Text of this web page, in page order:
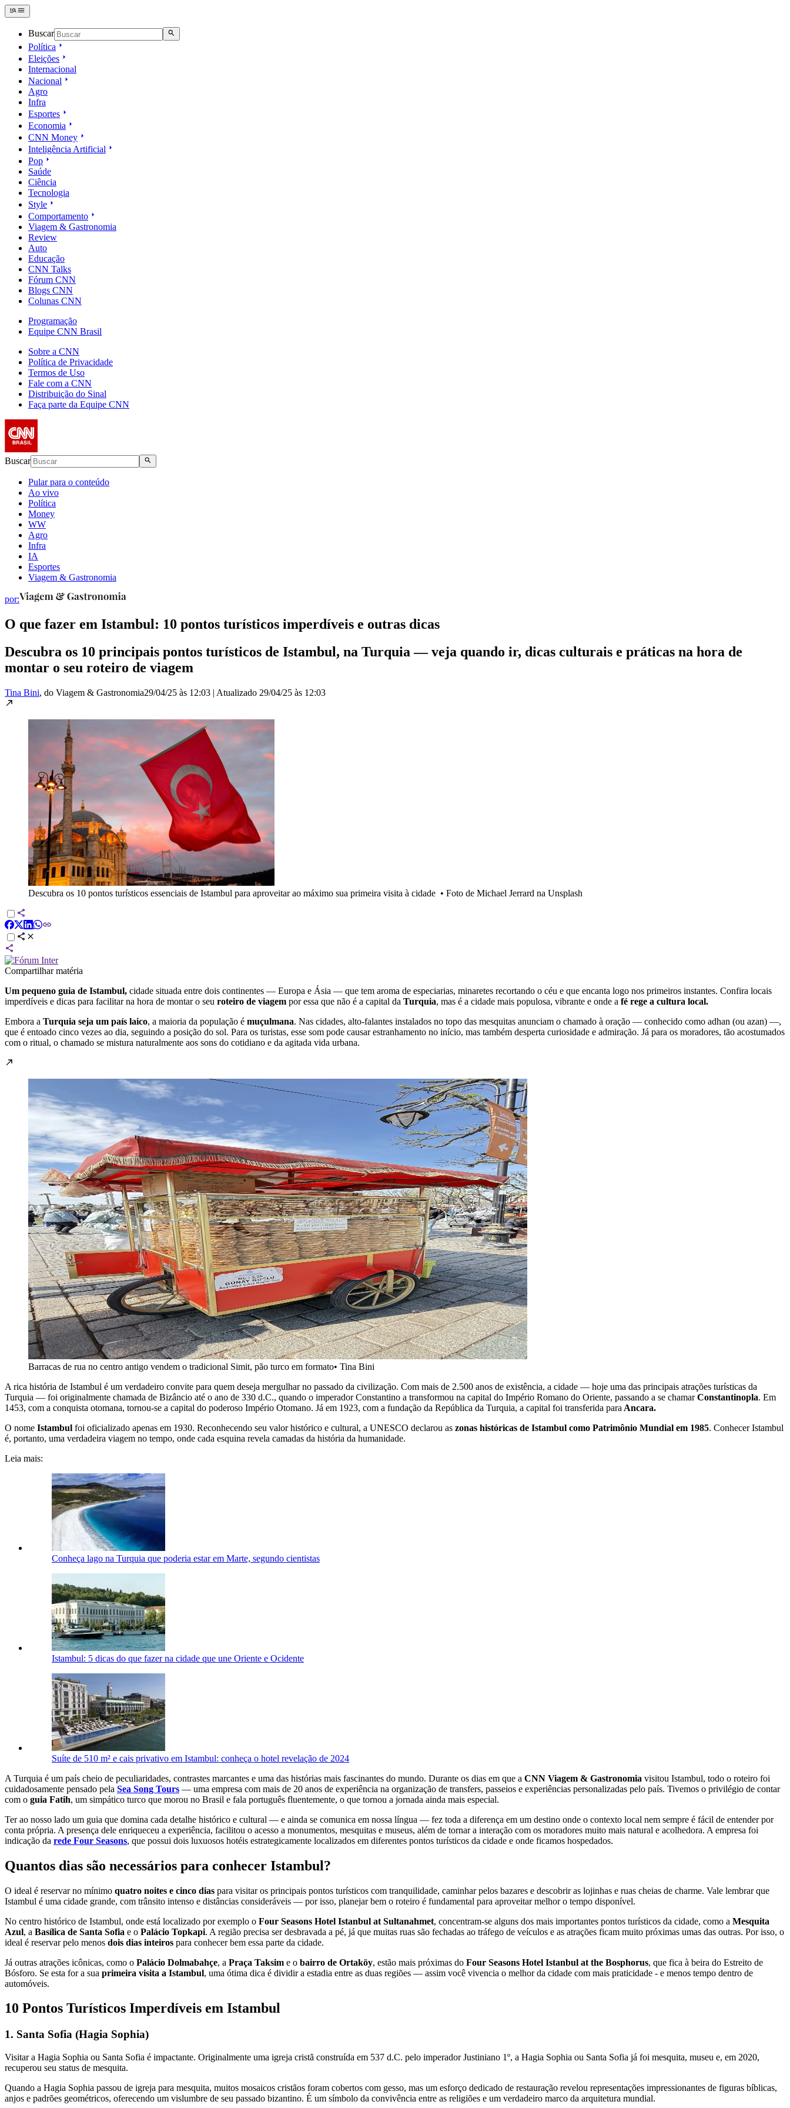
Buscar
Política
Eleições
Internacional
Nacional
Agro
Infra
Esportes
Economia
CNN Money
Inteligência Artificial
Pop
Saúde
Ciência
Tecnologia
Style
Comportamento
Viagem & Gastronomia
Review
Auto
Educação
CNN Talks
Fórum CNN
Blogs CNN
Colunas CNN
Programação
Equipe CNN Brasil
Sobre a CNN
Política de Privacidade
Termos de Uso
Fale com a CNN
Distribuição do Sinal
Faça parte da Equipe CNN
Buscar
Pular para o conteúdo
Ao vivo
Política
Money
WW
Agro
Infra
IA
Esportes
Viagem & Gastronomia
por:
O que fazer em Istambul: 10 pontos turísticos imperdíveis e outras dicas
Descubra os 10 principais pontos turísticos de Istambul, na Turquia — veja quando ir, dicas culturais e práticas na hora de
montar o seu roteiro de viagem
Tina Bini, do Viagem & Gastronomia29/04/25 às 12:03 | Atualizado 29/04/25 às 12:03
Descubra os 10 pontos turísticos essenciais de Istambul para aproveitar ao máximo sua primeira visita à cidade • Foto de Michael Jerrard na Unsplash
Compartilhar matéria
Um pequeno guia de Istambul, cidade situada entre dois continentes — Europa e Ásia — que tem aroma de especiarias, minaretes recortando o céu e que encanta logo nos primeiros instantes. Confira locais
imperdíveis e dicas para facilitar na hora de montar o seu roteiro de viagem por essa que não é a capital da Turquia, mas é a cidade mais populosa, vibrante e onde a fé rege a cultura local.
Embora a Turquia seja um país laico, a maioria da população é muçulmana. Nas cidades, alto-falantes instalados no topo das mesquitas anunciam o chamado à oração — conhecido como adhan (ou azan) —,
que é entoado cinco vezes ao dia, seguindo a posição do sol. Para os turistas, esse som pode causar estranhamento no início, mas também desperta curiosidade e admiração. Já para os moradores, tão acostumados
com o ritual, o chamado se mistura naturalmente aos sons do cotidiano e da agitada vida urbana.
Barracas de rua no centro antigo vendem o tradicional Simit, pão turco em formato• Tina Bini
A rica história de Istambul é um verdadeiro convite para quem deseja mergulhar no passado da civilização. Com mais de 2.500 anos de existência, a cidade — hoje uma das principais atrações turísticas da
Turquia — foi originalmente chamada de Bizâncio até o ano de 330 d.C., quando o imperador Constantino a transformou na capital do Império Romano do Oriente, passando a se chamarConstantinopla. Em
1453, com a conquista otomana, tornou-se a capital do poderoso Império Otomano. Já em 1923, com a fundação da República da Turquia, a capital foi transferida para Ancara.
O nome Istambul foi oficializado apenas em 1930. Reconhecendo seu valor histórico e cultural, a UNESCO declarou as zonas históricas de Istambul como Patrimônio Mundial em 1985. Conhecer Istambul
é, portanto, uma verdadeira viagem no tempo, onde cada esquina revela camadas da história da humanidade.
Leia mais:
Conheça lago na Turquia que poderia estar em Marte, segundo cientistas
Istambul: 5 dicas do que fazer na cidade que une Oriente e Ocidente
Suíte de 510 m² e cais privativo em Istambul: conheça o hotel revelação de 2024
A Turquia é um país cheio de peculiaridades, contrastes marcantes e uma das histórias mais fascinantes do mundo. Durante os dias em que a CNN Viagem & Gastronomia visitou Istambul, todo o roteiro foi
cuidadosamente pensado pela Sea Song Tours — uma empresa com mais de 20 anos de experiência na organização de transfers, passeios e experiências personalizadas pelo país. Tivemos o privilégio de contar
com o guia Fatih, um simpático turco que morou no Brasil e fala português fluentemente, o que tornou a jornada ainda mais especial.
Ter ao nosso lado um guia que domina cada detalhe histórico e cultural — e ainda se comunica em nossa língua — fez toda a diferença em um destino onde o contexto local nem sempre é fácil de entender por
conta própria. A presença dele enriqueceu a experiência, facilitou o acesso a monumentos, mesquitas e museus, além de tornar a interação com os moradores muito mais natural e acolhedora. A empresa foi
indicação da rede Four Seasons, que possui dois luxuosos hotéis estrategicamente localizados em diferentes pontos turísticos da cidade e onde ficamos hospedados.
Quantos dias são necessários para conhecer Istambul?
O ideal é reservar no mínimo quatro noites e cinco dias para visitar os principais pontos turísticos com tranquilidade, caminhar pelos bazares e descobrir as lojinhas e ruas cheias de charme. Vale lembrar que
Istambul é uma cidade grande, com trânsito intenso e distâncias consideráveis — por isso, planejar bem o roteiro é fundamental para aproveitar melhor o tempo disponível.
No centro histórico de Istambul, onde está localizado por exemplo o Four Seasons Hotel Istanbul at Sultanahmet, concentram-se alguns dos mais importantes pontos turísticos da cidade, como a Mesquita
Azul, a Basílica de Santa Sofia e o Palácio Topkapi. A região precisa ser desbravada a pé, já que muitas ruas são fechadas ao tráfego de veículos e as atrações ficam muito próximas umas das outras. Por isso, o
ideal é reservar pelo menos dois dias inteiros para conhecer bem essa parte da cidade.
Já outras atrações icônicas, como o Palácio Dolmabahçe, a Praça Taksim e o bairro de Ortaköy, estão mais próximas do Four Seasons Hotel Istanbul at the Bosphorus, que fica à beira do Estreito de
Bósforo. Se esta for a sua primeira visita a Istambul, uma ótima dica é dividir a estadia entre as duas regiões — assim você vivencia o melhor da cidade com mais praticidade - e menos tempo dentro de
automóveis.
10 Pontos Turísticos Imperdíveis em Istambul
1. Santa Sofia (Hagia Sophia)
Visitar a Hagia Sophia ou Santa Sofia é impactante. Originalmente uma igreja cristã construída em 537 d.C. pelo imperador Justiniano 1º, a Hagia Sophia ou Santa Sofia já foi mesquita, museu e, em 2020,
recuperou seu status de mesquita.
Quando a Hagia Sophia passou de igreja para mesquita, muitos mosaicos cristãos foram cobertos com gesso, mas um esforço dedicado de restauração revelou representações impressionantes de figuras bíblicas,
anjos e padrões geométricos, oferecendo um vislumbre de seu passado bizantino. É um símbolo da convivência entre as religiões e um verdadeiro marco da arquitetura mundial.